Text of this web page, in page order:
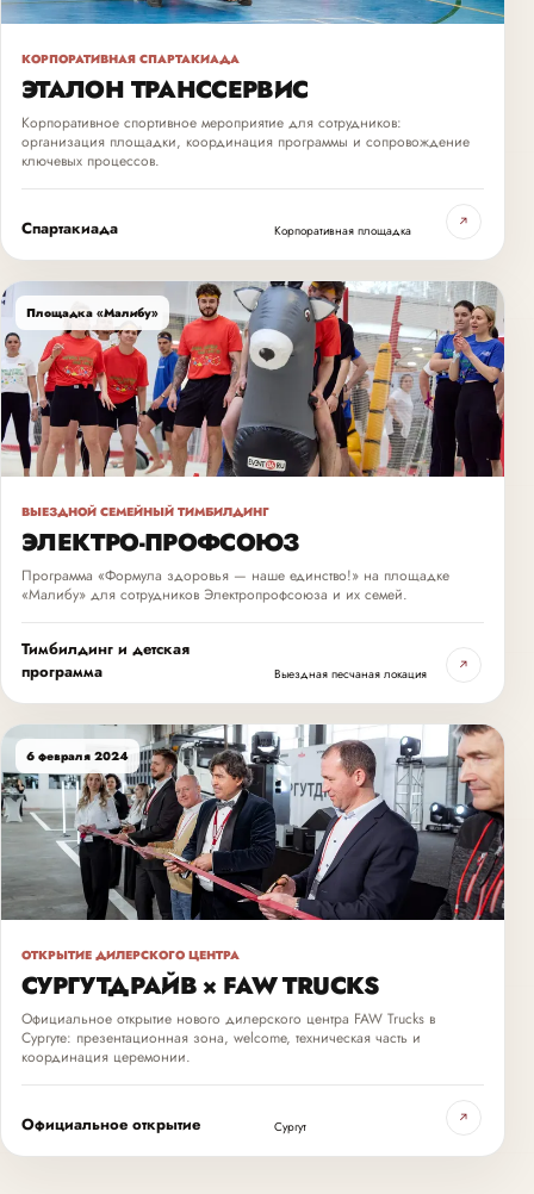
КОРПОРАТИВНАЯ СПАРТАКИАДА
ЭТАЛОН ТРАНССЕРВИС
Корпоративное спортивное мероприятие для сотрудников:
организация площадки, координация программы и сопровождение
ключевых процессов.
Спартакиада Корпоративная площадка ↗
Площадка «Малибу»
ВЫЕЗДНОЙ СЕМЕЙНЫЙ ТИМБИЛДИНГ
ЭЛЕКТРО-ПРОФСОЮЗ
Программа «Формула здоровья — наше единство!» на площадке
«Малибу» для сотрудников Электропрофсоюза и их семей.
Тимбилдинг и детская
программа
Выездная песчаная локация ↗
6 февраля 2024
ОТКРЫТИЕ ДИЛЕРСКОГО ЦЕНТРА
СУРГУТДРАЙВ × FAW TRUCKS
Официальное открытие нового дилерского центра FAW Trucks в
Сургуте: презентационная зона, welcome, техническая часть и
координация церемонии.
Официальное открытие Сургут ↗